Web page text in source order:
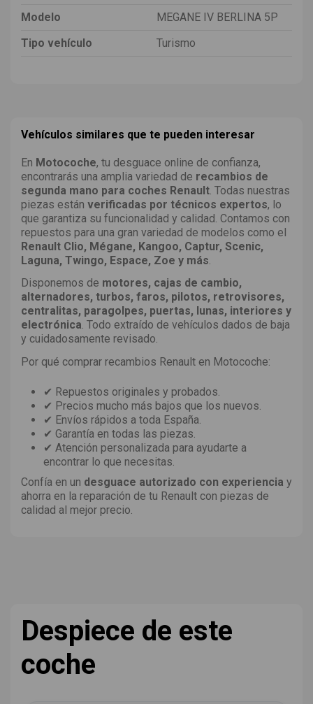
Modelo
MEGANE IV BERLINA 5P
Tipo vehículo
Turismo
Vehículos similares que te pueden interesar
En Motocoche, tu desguace online de confianza,
encontrarás una amplia variedad de recambios de
segunda mano para coches Renault . Todas nuestras
piezas están verificadas por técnicos expertos, lo
que garantiza su funcionalidad y calidad. Contamos con
repuestos para una gran variedad de modelos como el
Renault Clio, Mégane, Kangoo, Captur, Scenic,
Laguna, Twingo, Espace, Zoe y más
Disponemos de motores, cajas de cambio,
alternadores, turbos, faros, pilotos, retrovisores,
centralitas, paragolpes, puertas, lunas, interiores y
electrónica. Todo extraído de vehículos dados de baja
y cuidadosamente revisado.
Por qué comprar recambios Renault en Motocoche:
✔ Repuestos originales y probados.
✔ Precios mucho más bajos que los nuevos.
✔ Envíos rápidos a toda España.
✔ Garantía en todas las piezas.
✔ Atención personalizada para ayudarte a
encontrar lo que necesitas.
Confía en un desguace autorizado con experiencia y
ahorra en la reparación de tu Renault con piezas de
calidad al mejor precio.
Despiece de este
coche